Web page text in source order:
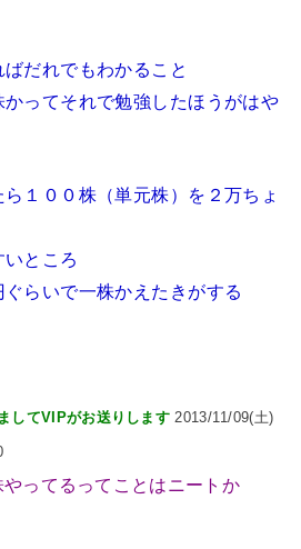
だれでもわかること
ってそれで勉強したほうがはや
１００株（単元株）を２万ちょ
ところ
らいで一株かえたきがする
してVIPがお送りします 2013/11/09(土)
ってるってことはニートか